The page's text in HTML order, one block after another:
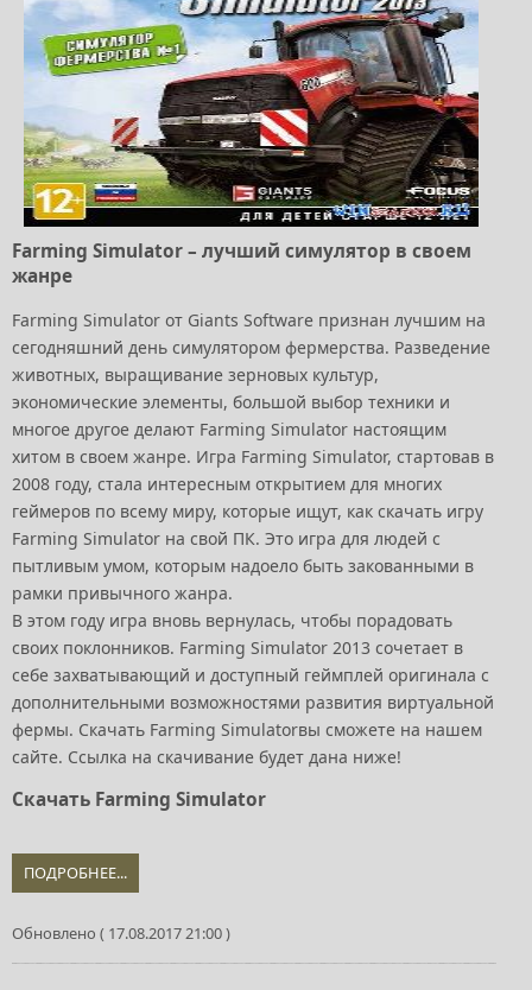
Farming Simulator – лучший симулятор в своем
жанре
Farming Simulator от Giants Software признан лучшим на
сегодняшний день симулятором фермерства. Разведение
животных, выращивание зерновых культур,
экономические элементы, большой выбор техники и
многое другое делают Farming Simulator настоящим
хитом в своем жанре. Игра Farming Simulator, стартовав в
2008 году, стала интересным открытием для многих
геймеров по всему миру, которые ищут, как скачать игру
Farming Simulator на свой ПК. Это игра для людей с
пытливым умом, которым надоело быть закованными в
рамки привычного жанра.
В этом году игра вновь вернулась, чтобы порадовать
своих поклонников. Farming Simulator 2013 сочетает в
себе захватывающий и доступный геймплей оригинала с
дополнительными возможностями развития виртуальной
фермы. Скачать Farming Simulatorвы сможете на нашем
сайте. Ссылка на скачивание будет дана ниже!
Скачать Farming Simulator
ПОДРОБНЕЕ...
Обновлено ( 17.08.2017 21:00 )